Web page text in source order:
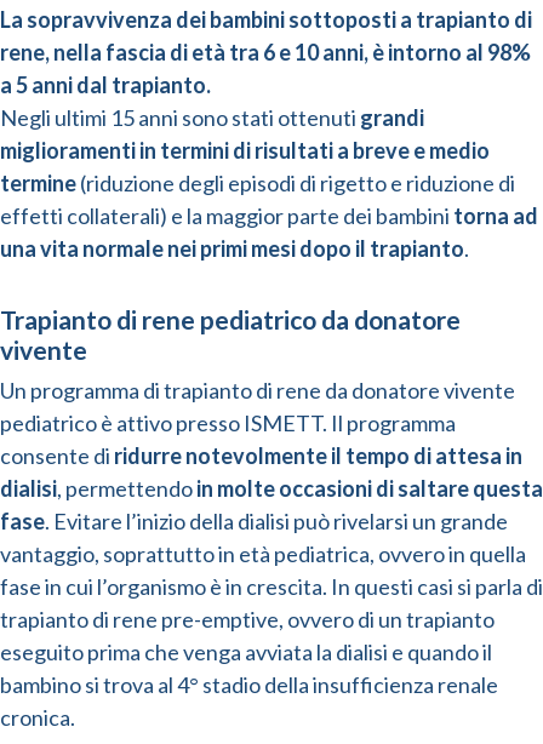
La sopravvivenza dei bambini sottoposti a trapianto di
rene, nella fascia di età tra 6 e 10 anni, è intorno al 98%
a 5 anni dal trapianto.
Negli ultimi 15 anni sono stati ottenuti grandi
miglioramenti in termini di risultati a breve e medio
termine(riduzione degli episodi di rigetto e riduzione di
effetti collaterali) e la maggior parte dei bambini torna ad
una vita normale nei primi mesi dopo il trapianto.
Trapianto di rene pediatrico da donatore
vivente
Un programma di trapianto di rene da donatore vivente
pediatrico è attivo presso ISMETT. Il programma
consente di ridurre notevolmente il tempo di attesa in
dialisi, permettendoin molte occasioni di saltare questa
fase. Evitare l’inizio della dialisi può rivelarsi un grande
vantaggio, soprattutto in età pediatrica, ovvero in quella
fase in cui l’organismo è in crescita. In questi casi si parla di
trapianto di rene pre-emptive, ovvero di un trapianto
eseguito prima che venga avviata la dialisi e quando il
bambino si trova al 4° stadio della insufficienza renale
cronica.